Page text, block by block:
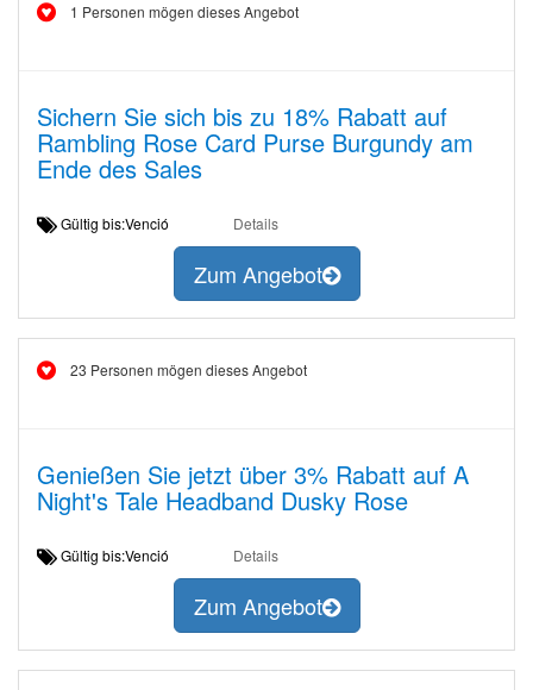
1 Personen mögen dieses Angebot
Sichern Sie sich bis zu 18% Rabatt auf
Rambling Rose Card Purse Burgundy am
Ende des Sales
Gültig bis:Venció Details
Zum Angebot
23 Personen mögen dieses Angebot
Genießen Sie jetzt über 3% Rabatt auf A
Night's Tale Headband Dusky Rose
Gültig bis:Venció Details
Zum Angebot